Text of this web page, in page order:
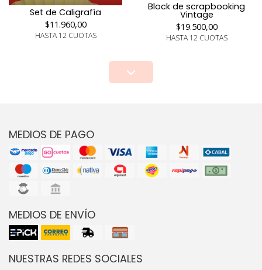
Set de Caligrafía
$11.960,00
HASTA 12 CUOTAS
Block de scrapbooking
Vintage
$19.500,00
HASTA 12 CUOTAS
MEDIOS DE PAGO
MEDIOS DE ENVÍO
NUESTRAS REDES SOCIALES